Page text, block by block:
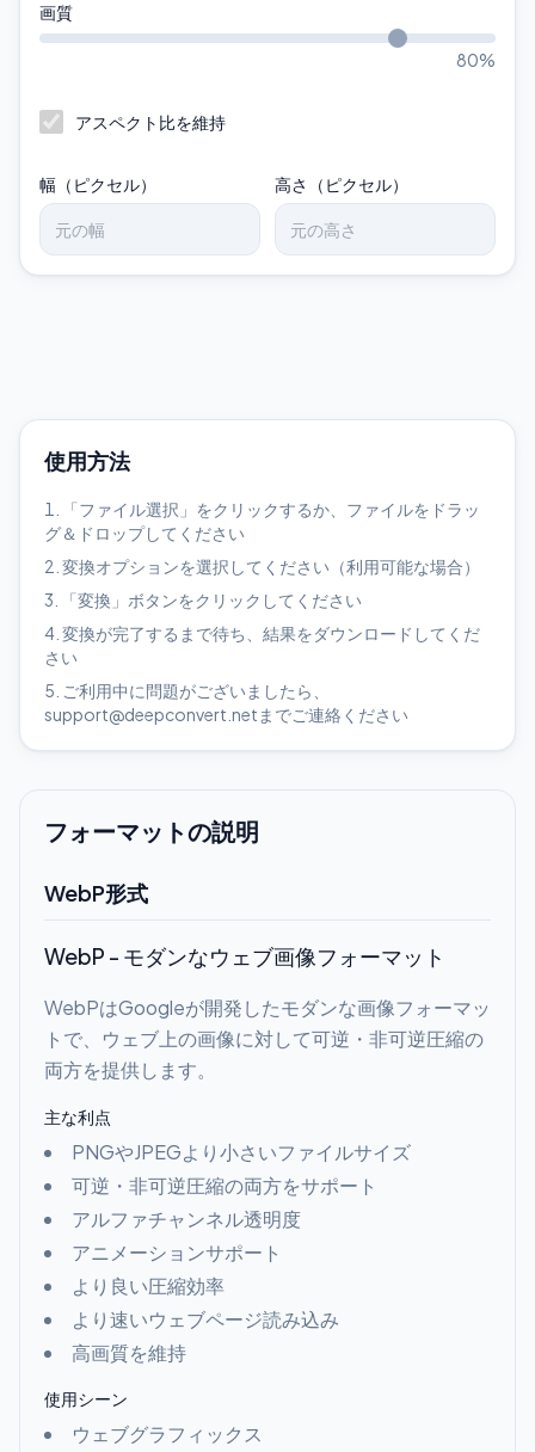
画質
80%
アスペクト比を維持
幅（ピクセル） 高さ（ピクセル）
使用方法
「ファイル選択」をクリックするか、ファイルをドラッ
グ＆ドロップしてください
変換オプションを選択してください（利用可能な場合）
「変換」ボタンをクリックしてください
変換が完了するまで待ち、結果をダウンロードしてくだ
さい
ご利用中に問題がございましたら、
support@deepconvert.netまでご連絡ください
フォーマットの説明
WebP形式
WebP - モダンなウェブ画像フォーマット
WebPはGoogleが開発したモダンな画像フォーマッ
トで、ウェブ上の画像に対して可逆・非可逆圧縮の
両方を提供します。
主な利点
PNGやJPEGより小さいファイルサイズ
可逆・非可逆圧縮の両方をサポート
アルファチャンネル透明度
アニメーションサポート
より良い圧縮効率
より速いウェブページ読み込み
高画質を維持
使用シーン
ウェブグラフィックス